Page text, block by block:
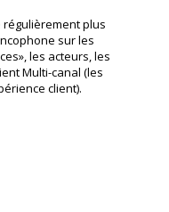
régulièrement plus
sur les
les acteurs, les
Multi-canal (les
client).